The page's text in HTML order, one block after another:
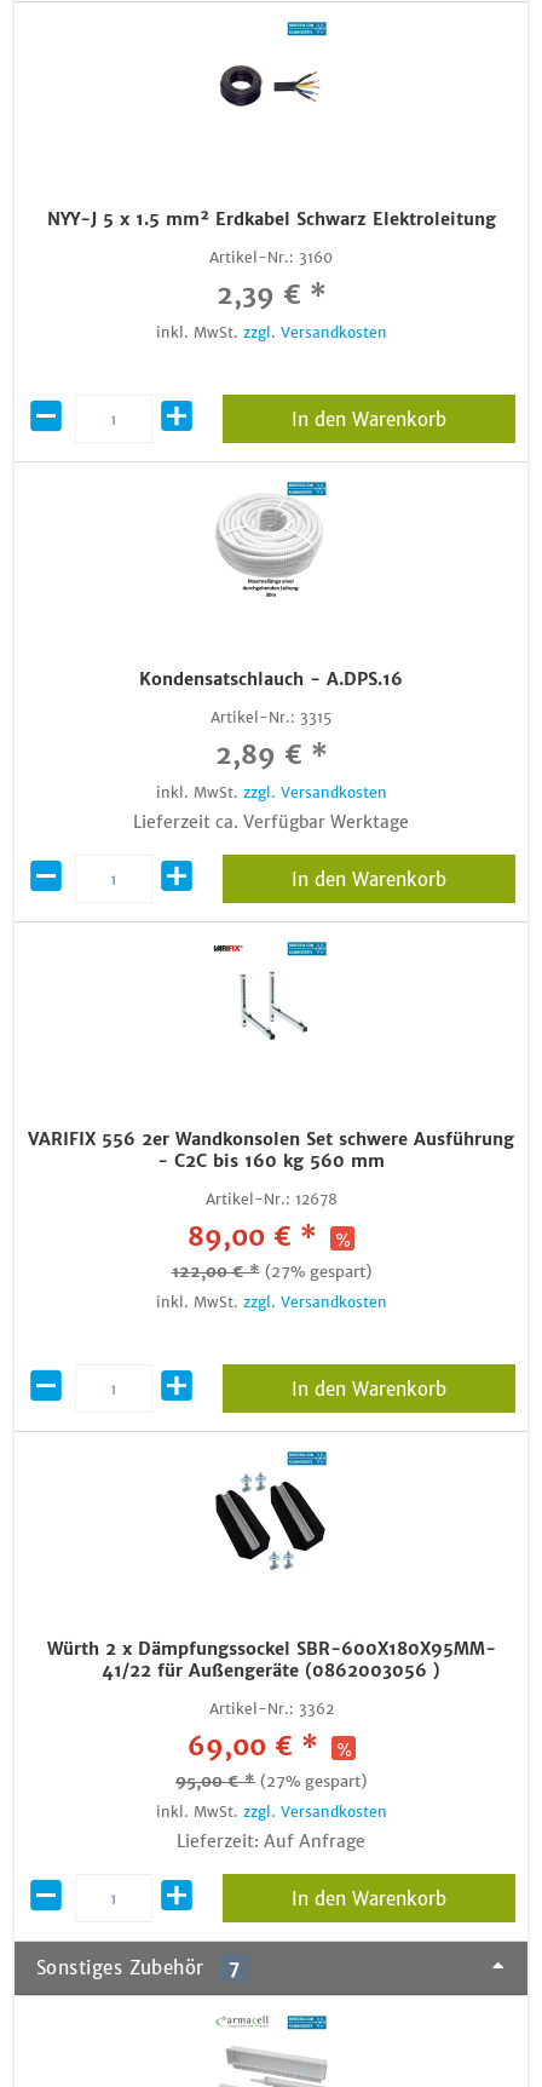
NYY-J 5 x 1.5 mm² Erdkabel Schwarz Elektroleitung
Artikel-Nr.: 3160
2,39 € *
inkl. MwSt. zzgl. Versandkosten
In den Warenkorb
Kondensatschlauch - A.DPS.16
Artikel-Nr.: 3315
2,89 € *
inkl. MwSt. zzgl. Versandkosten
Lieferzeit ca. Verfügbar Werktage
In den Warenkorb
VARIFIX 556 2er Wandkonsolen Set schwere Ausführung
- C2C bis 160 kg 560 mm
Artikel-Nr.: 12678
89,00 € *
122,00 € * (27% gespart)
inkl. MwSt. zzgl. Versandkosten
In den Warenkorb
Würth 2 x Dämpfungssockel SBR-600X180X95MM-
41/22 für Außengeräte (0862003056 )
Artikel-Nr.: 3362
69,00 € *
95,00 € * (27% gespart)
inkl. MwSt. zzgl. Versandkosten
Lieferzeit: Auf Anfrage
In den Warenkorb
Sonstiges Zubehör 7